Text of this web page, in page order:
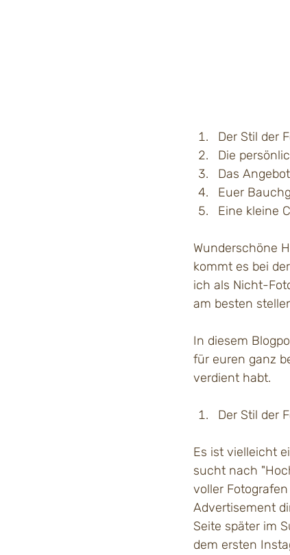
Der Stil der
Die
Das Angebot
Euer
Eine kleine
Wunderschöne
kommt es bei
ich als Nicht-
am besten
In diesem
für euren ganz
verdient habt.
Der Stil der
Es ist vielleicht
sucht nach
voller
Advertisement
Seite später im
dem ersten